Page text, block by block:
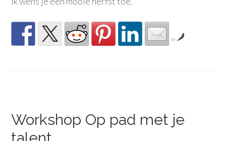
by
Workshop Op pad met je